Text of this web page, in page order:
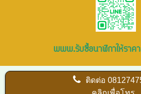
www.รับซื้อนาฬิกาให้ราค
ติดต่อ